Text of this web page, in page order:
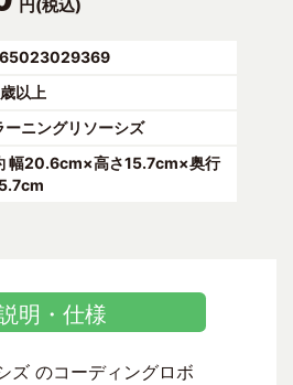
円(税込)
以上
ーニングリソーシズ
幅20.6cm×高さ15.7cm×奥行
明・仕様
ズ のコーディングロボ